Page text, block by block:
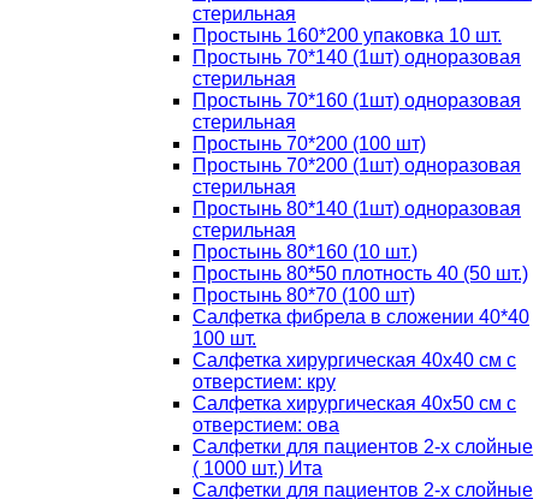
стерильная
Простынь 160*200 упаковка 10 шт.
Простынь 70*140 (1шт) одноразовая
стерильная
Простынь 70*160 (1шт) одноразовая
стерильная
Простынь 70*200 (100 шт)
Простынь 70*200 (1шт) одноразовая
стерильная
Простынь 80*140 (1шт) одноразовая
стерильная
Простынь 80*160 (10 шт.)
Простынь 80*50 плотность 40 (50 шт.)
Простынь 80*70 (100 шт)
Салфетка фибрела в сложении 40*40
100 шт.
Салфетка хирургическая 40х40 см с
отверстием: кру
Салфетка хирургическая 40х50 см с
отверстием: ова
Салфетки для пациентов 2-х слойные
( 1000 шт.) Ита
Салфетки для пациентов 2-х слойные